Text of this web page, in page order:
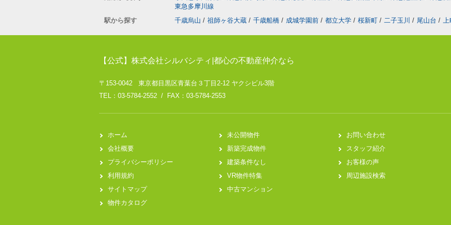
東急多摩川線
駅から探す
千歳烏山 / 祖師ヶ谷大蔵 / 千歳船橋 / 成城学園前 / 都立大学 / 桜新町 / 二子玉川 / 尾山台 / 上
【公式】株式会社シルバシティ|都心の不動産仲介なら
〒153-0042 東京都目黒区青葉台３丁目2-12 ヤクシビル3階
TEL：03-5784-2552 / FAX：03-5784-2553
ホーム
会社概要
プライバシーポリシー
利用規約
サイトマップ
物件カタログ
未公開物件
新築完成物件
建築条件なし
VR物件特集
中古マンション
お問い合わせ
スタッフ紹介
お客様の声
周辺施設検索